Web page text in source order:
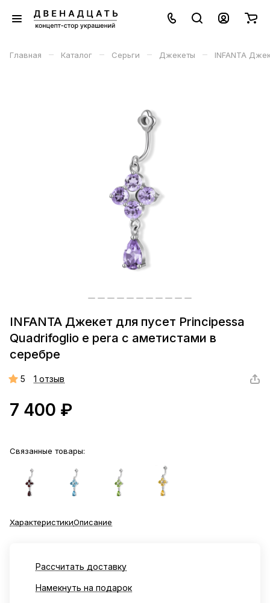
Главная – Каталог – Серьги – Джекеты – INFANTA
INFANTA Джекет для пусет Principessa
Quadrifoglio e pera с аметистами в
серебре
5 1 отзыв
7 400 ₽
Связанные товары:
ХарактеристикиОписание
Рассчитать доставку
Намекнуть на подарок